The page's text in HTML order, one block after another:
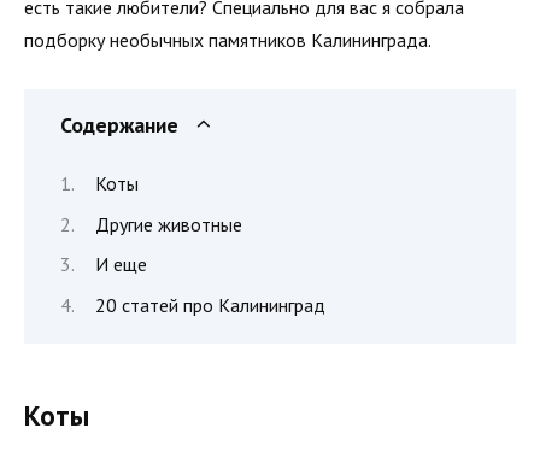
есть такие любители? Специально для вас я собрала
подборку необычных памятников Калининграда.
Содержание
Коты
Другие животные
И еще
20 статей про Калининград
Коты